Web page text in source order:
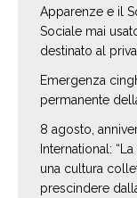
Apparenze e il
Sociale mai
destinato al
Emergenza
permanente
8 agosto,
International:
una cultura
prescindere